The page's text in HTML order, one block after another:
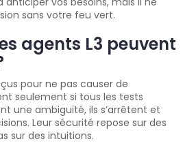
sans votre feu vert.
agents L3 peuvent
pour ne pas causer de
seulement si tous les tests
une ambiguïté, ils s’arrêtent et
Leur sécurité repose sur des
sur des intuitions.